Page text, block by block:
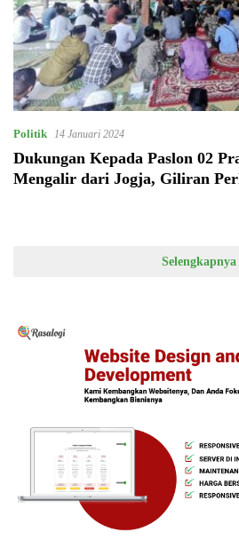
Politik 14 Januari 2024
Dukungan Kepada Paslon 02
Mengalir dari Jogja, Giliran
Selengkapnya